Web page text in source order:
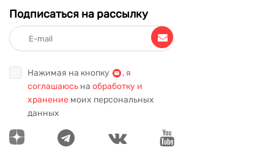
Подписаться на рассылку
Нажимая на кнопку , я
соглашаюсь на обработку и
хранение моих персональных
данных